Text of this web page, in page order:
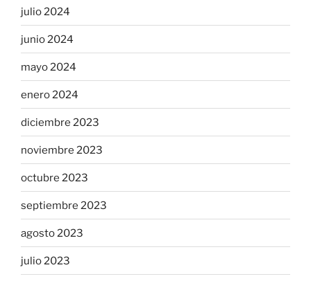
julio 2024
junio 2024
mayo 2024
enero 2024
diciembre 2023
noviembre 2023
octubre 2023
septiembre 2023
agosto 2023
julio 2023